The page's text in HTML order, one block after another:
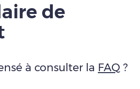
de
à consulter la FAQ ?